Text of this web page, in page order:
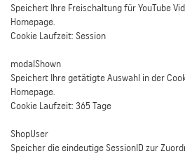
Speichert Ihre Freischaltung für YouTube
Homepage.
Cookie Laufzeit: Session
modalShown
Speichert Ihre getätigte Auswahl in der
Homepage.
Cookie Laufzeit: 365 Tage
ShopUser
Speicher die eindeutige SessionID zur